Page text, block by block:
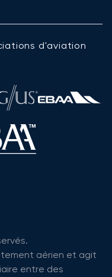
d'aviation
aérien et agit
entre des